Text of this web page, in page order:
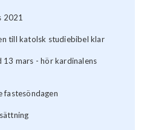
2021
till katolsk studiebibel klar
mars - hör kardinalens
fastesöndagen